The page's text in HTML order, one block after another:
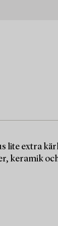
lite extra
keramik